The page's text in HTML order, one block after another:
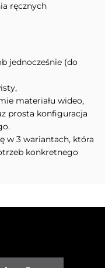
ręcznych
jednocześnie (do
materiału wideo,
prosta konfiguracja
w 3 wariantach, która
konkretnego